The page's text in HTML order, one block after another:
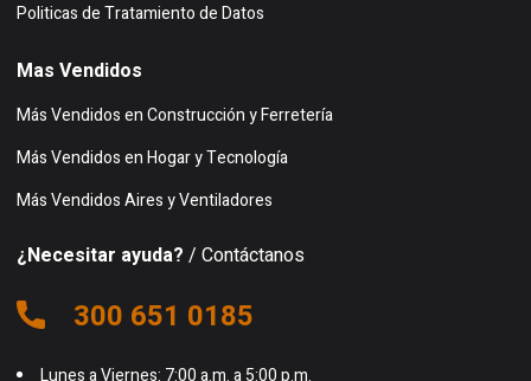
Politicas de Tratamiento de Datos
Mas Vendidos
Más Vendidos en Construcción y Ferretería
Más Vendidos en Hogar y Tecnología
Más Vendidos Aires y Ventiladores
¿Necesitar ayuda? / Contáctanos
300 651 0185
Lunes a Viernes: 7:00 a.m. a 5:00 p.m.